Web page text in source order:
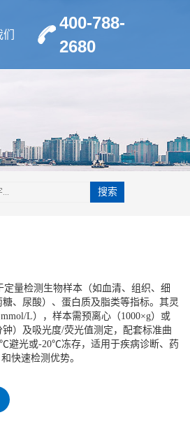
400-788-
2680
搜索
量检测生物样本（如血清、组织、细
、尿酸）、蛋白质及脂类等指标。其灵
L），样本需预离心（1000×g）或
）及吸光度/荧光值测定，配套标准曲
避光或-20℃冻存，适用于疾病诊断、药
快速检测优势。